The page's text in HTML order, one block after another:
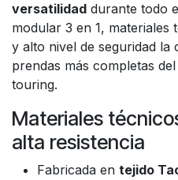
versatilidad durante todo
modular 3 en 1, materiales
y alto nivel de seguridad la
prendas más completas
touring.
Materiales
alta resistencia
Fabricada en tejido